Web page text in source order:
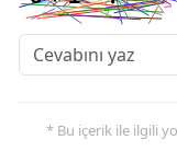
* Bu içerik ile ilgili